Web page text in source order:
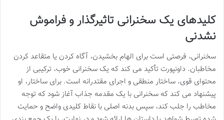
کلیدهای یک سخنرانی تاثیرگذار و فراموش
نشدنی
سخنرانی، فرصتی است برای الهام بخشیدن، آگاه کردن یا متقاعد کردن
مخاطبان. داونپورت تأکید می کند که یک سخنرانی خوب، ترکیبی از
محتوای قوی، ساختار منطقی و اجرای مقتدرانه است. برای ساختار، او
پیشنهاد می کند که سخنرانی با یک مقدمه جذاب آغاز شود که توجه
مخاطب را جلب کند، سپس بدنه اصلی با نقاط کلیدی واضح و حمایت